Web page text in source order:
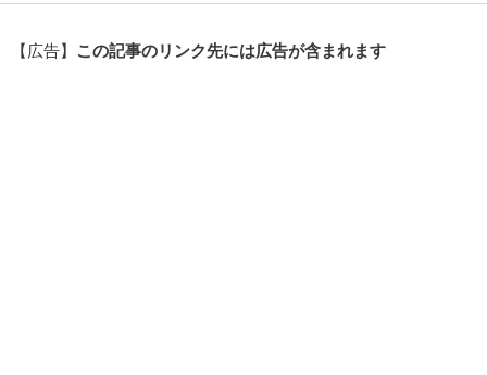
【広告】 この記事のリンク先には広告が含まれます